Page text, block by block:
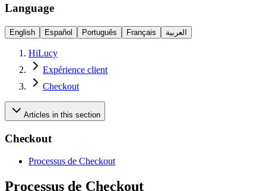
Language
English Español Português Français العربية
HiLucy
Expérience client
Checkout
Articles in this section
Checkout
Processus de Checkout
Processus de Checkout